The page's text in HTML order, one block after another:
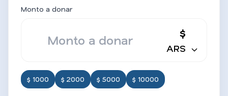
Monto a donar
$
ARS
$ 1000 $ 2000 $ 5000 $ 10000